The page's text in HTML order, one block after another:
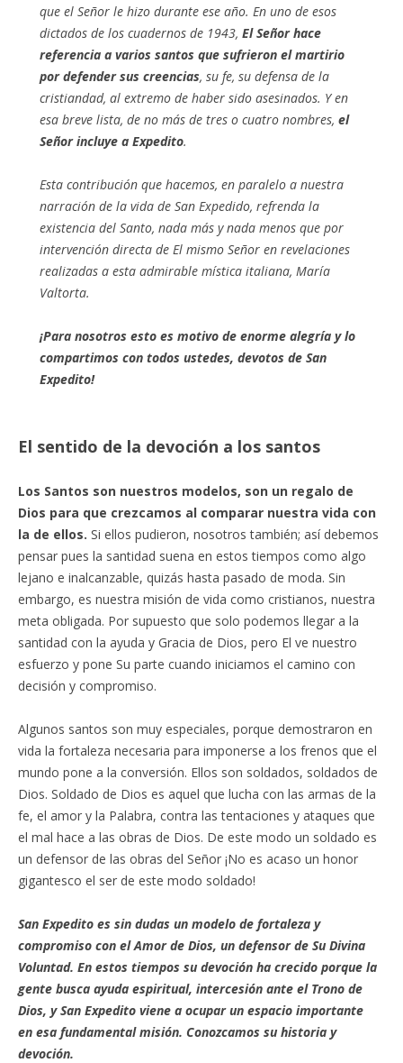
que el Señor le hizo durante ese año. En uno de esos
dictados de los cuadernos de 1943, El Señor hace
referencia a varios santos que sufrieron el martirio
por defender sus creencias, su fe, su defensa de la
cristiandad, al extremo de haber sido asesinados. Y en
esa breve lista, de no más de tres o cuatro nombres, el
Señor incluye a Expedito.
Esta contribución que hacemos, en paralelo a nuestra
narración de la vida de San Expedido, refrenda la
existencia del Santo, nada más y nada menos que por
intervención directa de El mismo Señor en revelaciones
realizadas a esta admirable mística italiana, María
Valtorta.
¡Para nosotros esto es motivo de enorme alegría y lo
compartimos con todos ustedes, devotos de San
Expedito!
El sentido de la devoción a los santos
Los Santos son nuestros modelos, son un regalo de
Dios para que crezcamos al comparar nuestra vida con
la de ellos. Si ellos pudieron, nosotros también; así debemos
pensar pues la santidad suena en estos tiempos como algo
lejano e inalcanzable, quizás hasta pasado de moda. Sin
embargo, es nuestra misión de vida como cristianos, nuestra
meta obligada. Por supuesto que solo podemos llegar a la
santidad con la ayuda y Gracia de Dios, pero El ve nuestro
esfuerzo y pone Su parte cuando iniciamos el camino con
decisión y compromiso.
Algunos santos son muy especiales, porque demostraron en
vida la fortaleza necesaria para imponerse a los frenos que el
mundo pone a la conversión. Ellos son soldados, soldados de
Dios. Soldado de Dios es aquel que lucha con las armas de la
fe, el amor y la Palabra, contra las tentaciones y ataques que
el mal hace a las obras de Dios. De este modo un soldado es
un defensor de las obras del Señor ¡No es acaso un honor
gigantesco el ser de este modo soldado!
San Expedito es sin dudas un modelo de fortaleza y
compromiso con el Amor de Dios, un defensor de Su Divina
Voluntad. En estos tiempos su devoción ha crecido porque la
gente busca ayuda espiritual, intercesión ante el Trono de
Dios, y San Expedito viene a ocupar un espacio importante
en esa fundamental misión. Conozcamos su historia y
devoción.